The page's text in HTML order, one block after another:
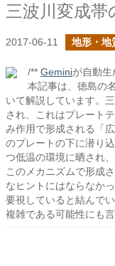
三波川変成帯
2017-06-11 地形・地
/** Geminiが自動生
本記事は、徳島の
いて解説しています。
され、これはプレート
み作用で形成される「
のプレートの下に潜り
つ低温の環境に晒され
このメカニズムで形成
なヒントにはならなか
要視していると結んで
複雑である可能性にも言